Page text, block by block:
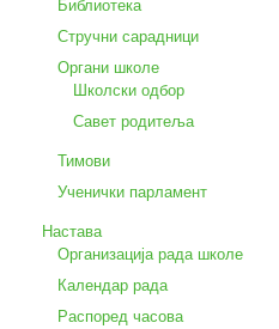
Стручни сарадници
Органи школе
Школски одбор
Савет родитеља
Тимови
Ученички парламент
Настава
Организација рада школе
Календар рада
Распоред часова